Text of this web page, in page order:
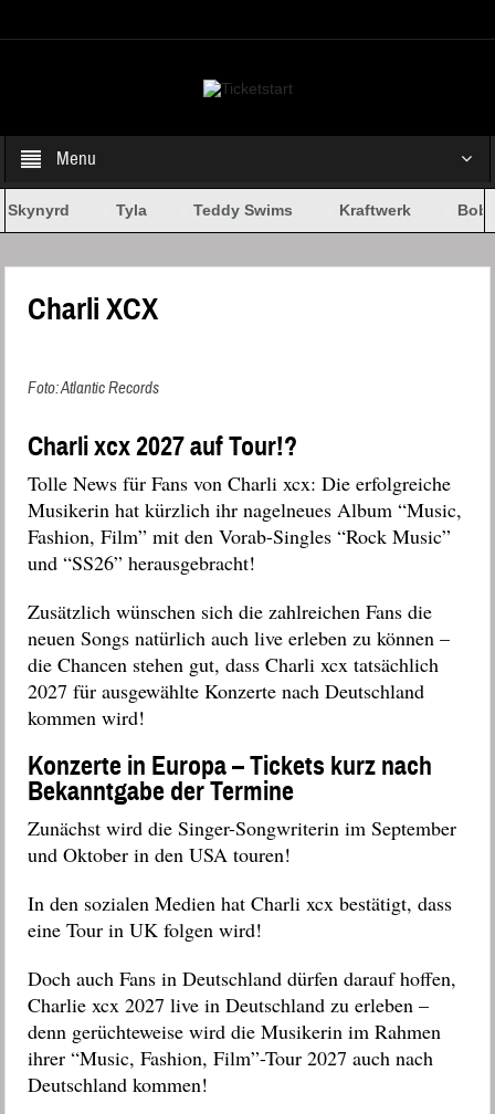
Menu
Tyla Teddy Swims Kraftwerk Bob
Charli XCX
Foto: Atlantic Records
Charli xcx 2027 auf Tour!?
Tolle News für Fans von Charli xcx: Die erfolgreiche
Musikerin hat kürzlich ihr nagelneues Album “Music,
Fashion, Film” mit den Vorab-Singles “Rock Music”
und “SS26” herausgebracht!
Zusätzlich wünschen sich die zahlreichen Fans die
neuen Songs natürlich auch live erleben zu können –
die Chancen stehen gut, dass Charli xcx tatsächlich
2027 für ausgewählte Konzerte nach Deutschland
kommen wird!
Konzerte in Europa – Tickets kurz nach
Bekanntgabe der Termine
Zunächst wird die Singer-Songwriterin im September
und Oktober in den USA touren!
In den sozialen Medien hat Charli xcx bestätigt, dass
eine Tour in UK folgen wird!
Doch auch Fans in Deutschland dürfen darauf hoffen,
Charlie xcx 2027 live in Deutschland zu erleben –
denn gerüchteweise wird die Musikerin im Rahmen
ihrer “Music, Fashion, Film”-Tour 2027 auch nach
Deutschland kommen!